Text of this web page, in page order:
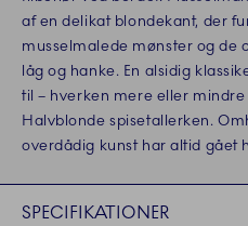
af en delikat blondekant, der
musselmalede mønster og de
låg og hanke. En alsidig
til – hverken mere eller
Halvblonde spisetallerken.
overdådig kunst har altid gået
SPECIFIKATIONER